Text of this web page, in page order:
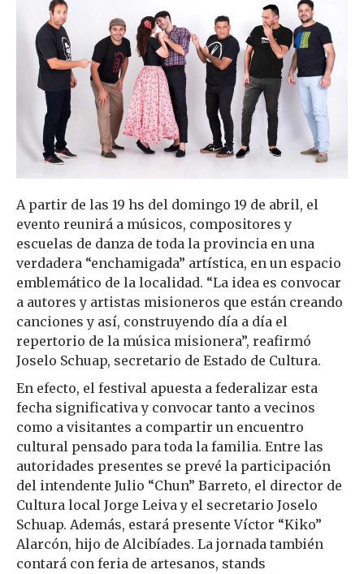
A partir de las 19 hs del domingo 19 de abril, el
evento reunirá a músicos, compositores y
escuelas de danza de toda la provincia en una
verdadera “enchamigada” artística, en un espacio
emblemático de la localidad. “La idea es convocar
a autores y artistas misioneros que están creando
canciones y así, construyendo día a día el
repertorio de la música misionera”, reafirmó
Joselo Schuap, secretario de Estado de Cultura.
En efecto, el festival apuesta a federalizar esta
fecha significativa y convocar tanto a vecinos
como a visitantes a compartir un encuentro
cultural pensado para toda la familia. Entre las
autoridades presentes se prevé la participación
del intendente Julio “Chun” Barreto, el director de
Cultura local Jorge Leiva y el secretario Joselo
Schuap. Además, estará presente Víctor “Kiko”
Alarcón, hijo de Alcibíades. La jornada también
contará con feria de artesanos, stands